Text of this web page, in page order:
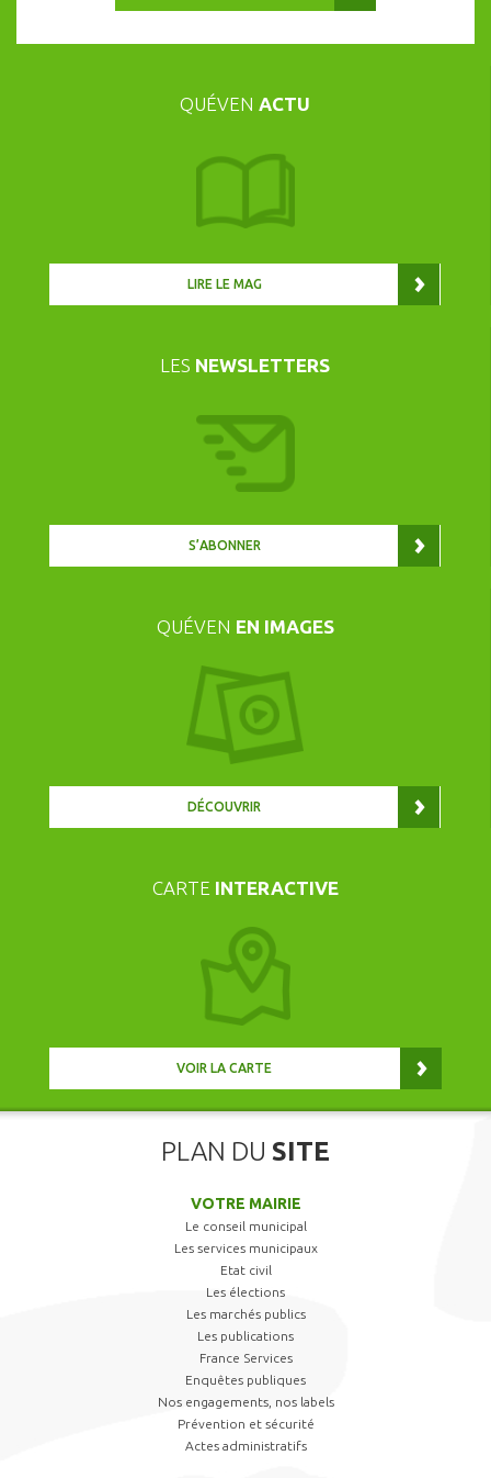
QUÉVEN ACTU
LIRE LE MAG
LES NEWSLETTERS
S’ABONNER
QUÉVEN EN IMAGES
DÉCOUVRIR
CARTE INTERACTIVE
VOIR LA CARTE
PLAN DU SITE
VOTRE MAIRIE
Le conseil municipal
Les services municipaux
Etat civil
Les élections
Les marchés publics
Les publications
France Services
Enquêtes publiques
Nos engagements, nos labels
Prévention et sécurité
Actes administratifs